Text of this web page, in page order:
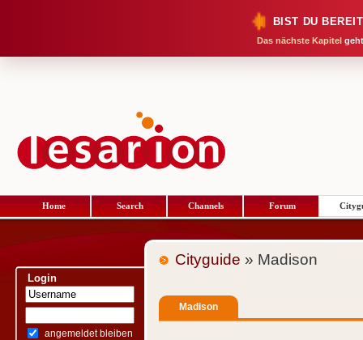
BIST DU
Das nächste Kapitel
Home Search Channels Forum
Login
angemeldet bleiben
Cityguide » Madison
Madison